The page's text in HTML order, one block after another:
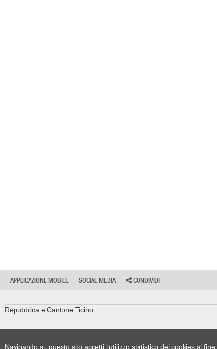
Navigando su questo sito accetti l'utilizzo statistico dei cookies al
APPLICAZIONE MOBILE SOCIAL MEDIA CONDIVIDI
Repubblica e Cantone Ticino